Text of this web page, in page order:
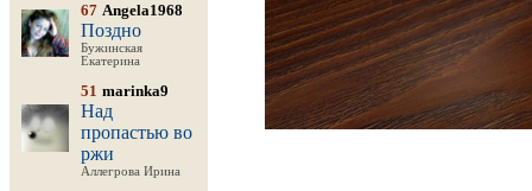
67 Angela1968
Поздно
Бужинская
Екатерина
51 marinka9
Над
пропастью во
ржи
Аллегрова Ирина